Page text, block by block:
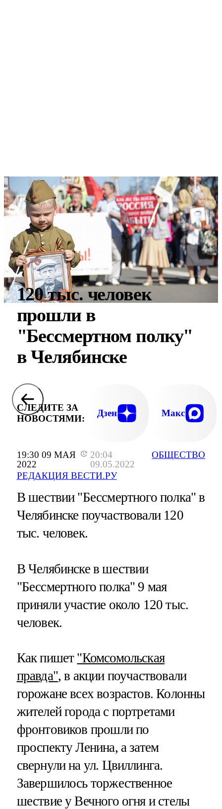
19:30 09 МАЯ
2022
20:04
09.05.2022
РЕДАКЦИЯ ВЕСТИ.РУ
ОБЩЕСТВО
120 тыс. человек
прошли в
"Бессмертном полку"
в Челябинске
СЛЕДИТЕ ЗА
НОВОСТЯМИ:
Дзен Макс
В шествии "Бессмертного полка" в
Челябинске поучаствовали 120
тыс. человек.
В Челябинске в шествии
"Бессмертного полка" 9 мая
приняли участие около 120 тыс.
человек.
Как пишет "Комсомольская
правда", в акции поучаствовали
горожане всех возрастов. Колонны
жителей города с портретами
фронтовиков прошли по
проспекту Ленина, а затем
свернули на ул. Цвиллинга.
Завершилось торжественное
шествие у Вечного огня и стелы